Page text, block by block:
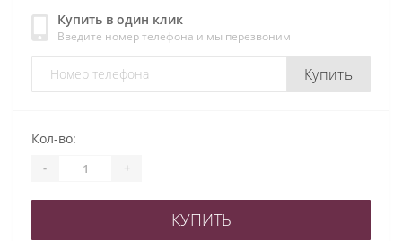
Купить в один клик
Введите номер телефона и мы перезвоним
Купить
Кол-во:
- +
КУПИТЬ